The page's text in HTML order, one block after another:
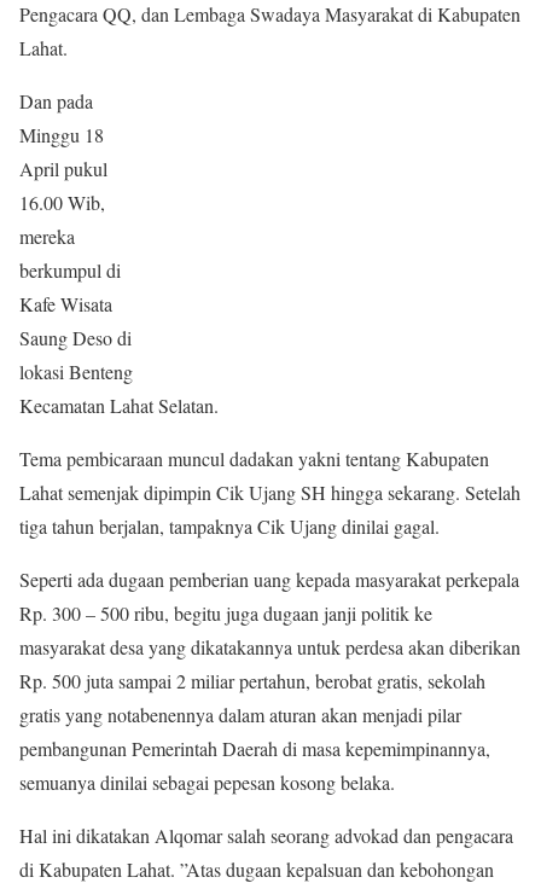
Pengacara QQ, dan Lembaga Swadaya Masyarakat di Kabupaten
Lahat.
Dan pada
Minggu 18
April pukul
16.00 Wib,
mereka
berkumpul di
Kafe Wisata
Saung Deso di
lokasi Benteng
Kecamatan Lahat Selatan.
Tema pembicaraan muncul dadakan yakni tentang Kabupaten
Lahat semenjak dipimpin Cik Ujang SH hingga sekarang. Setelah
tiga tahun berjalan, tampaknya Cik Ujang dinilai gagal.
Seperti ada dugaan pemberian uang kepada masyarakat perkepala
Rp. 300 – 500 ribu, begitu juga dugaan janji politik ke
masyarakat desa yang dikatakannya untuk perdesa akan diberikan
Rp. 500 juta sampai 2 miliar pertahun, berobat gratis, sekolah
gratis yang notabenennya dalam aturan akan menjadi pilar
pembangunan Pemerintah Daerah di masa kepemimpinannya,
semuanya dinilai sebagai pepesan kosong belaka.
Hal ini dikatakan Alqomar salah seorang advokad dan pengacara
di Kabupaten Lahat. ”Atas dugaan kepalsuan dan kebohongan